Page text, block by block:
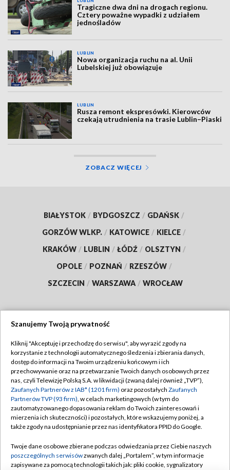
Tragiczne dwa dni na drogach regionu.
Cztery poważne wypadki z udziałem
jednośladów
LUBLIN
Nowa organizacja ruchu na al. Unii
Lubelskiej już obowiązuje
LUBLIN
Rusza remont ekspresówki. Kierowców
czekają utrudnienia na trasie Lublin–Piaski
ZOBACZ WIĘCEJ
BIAŁYSTOK / BYDGOSZCZ / GDAŃSK /
GORZÓW WLKP. / KATOWICE / KIELCE /
KRAKÓW / LUBLIN / ŁÓDŹ / OLSZTYN /
OPOLE / POZNAŃ / RZESZÓW /
SZCZECIN / WARSZAWA / WROCŁAW
TVP
Abonament TVP
Emisja w TVP
Centrum informacji TVP
Naziemna Telewizja Cyfrowa
Rada Programowa
Regulamin TVP
Polityka prywatności
Moje zgody
Pomoc
Kontakt
Szanujemy Twoją prywatność
Kliknij "Akceptuję i przechodzę do serwisu", aby wyrazić zgody na
korzystanie z technologii automatycznego śledzenia i zbierania danych,
dostęp do informacji na Twoim urządzeniu końcowym i ich
przechowywanie oraz na przetwarzanie Twoich danych osobowych przez
nas, czyli Telewizję Polską S.A. w likwidacji (zwaną dalej również „TVP”),
Zaufanych Partnerów z IAB* (1201 firm) oraz pozostałych Zaufanych
Partnerów TVP (93 firm), w celach marketingowych (w tym do
zautomatyzowanego dopasowania reklam do Twoich zainteresowań i
mierzenia ich skuteczności) i pozostałych, które wskazujemy poniżej, a
także zgody na udostępnianie przez nas identyfikatora PPID do Google.
Twoje dane osobowe zbierane podczas odwiedzania przez Ciebie naszych
poszczególnych serwisówzwanych dalej „Portalem”, w tym informacje
zapisywane za pomocą technologii takich jak: pliki cookie, sygnalizatory